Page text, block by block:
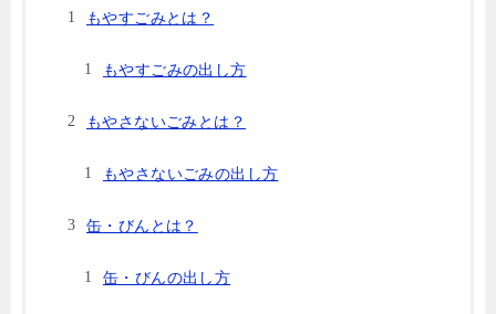
もやすごみとは？
もやすごみの出し方
もやさないごみとは？
もやさないごみの出し方
缶・びんとは？
缶・びんの出し方